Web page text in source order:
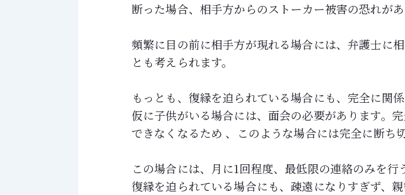
断った場合、相手方からのストーカー被害の恐れが
頻繁に目の前に相手方が現れる場合には、弁護士に
とも考えられます。
もっとも、復縁を迫られている場合にも、完全に関
仮に子供がいる場合には、面会の必要があります。
できなくなるため 、このような場合には完全に断ち
この場合には、月に1回程度、最低限の連絡のみを行
復縁を迫られている場合にも、疎遠になりすぎず、